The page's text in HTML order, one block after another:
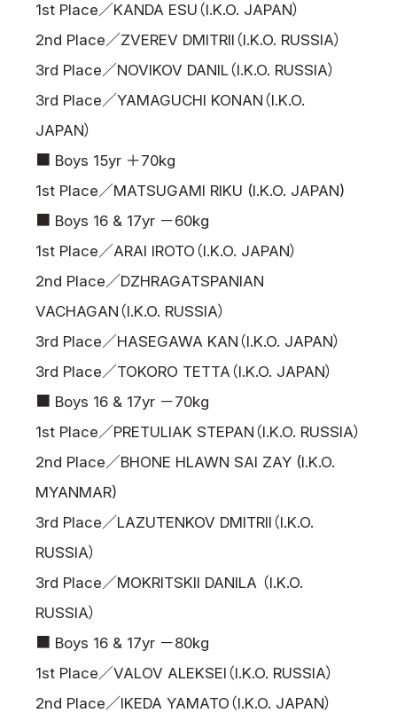
1st Place／KANDA ESU（I.K.O. JAPAN）
2nd Place／ZVEREV DMITRII（I.K.O. RUSSIA）
3rd Place／NOVIKOV DANIL（I.K.O. RUSSIA）
3rd Place／YAMAGUCHI KONAN（I.K.O.
JAPAN）
■ Boys 15yr ＋70kg
1st Place／MATSUGAMI RIKU (I.K.O. JAPAN)
■ Boys 16 & 17yr －60kg
1st Place／ARAI IROTO（I.K.O. JAPAN）
2nd Place／DZHRAGATSPANIAN
VACHAGAN（I.K.O. RUSSIA）
3rd Place／HASEGAWA KAN（I.K.O. JAPAN）
3rd Place／TOKORO TETTA（I.K.O. JAPAN）
■ Boys 16 & 17yr －70kg
1st Place／PRETULIAK STEPAN（I.K.O. RUSSIA）
2nd Place／BHONE HLAWN SAI ZAY (I.K.O.
MYANMAR)
3rd Place／LAZUTENKOV DMITRII（I.K.O.
RUSSIA）
3rd Place／MOKRITSKII DANILA （I.K.O.
RUSSIA）
■ Boys 16 & 17yr －80kg
1st Place／VALOV ALEKSEI（I.K.O. RUSSIA）
2nd Place／IKEDA YAMATO（I.K.O. JAPAN）